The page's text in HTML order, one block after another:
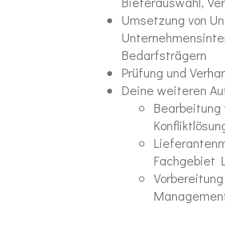
Umsetzung von
Bedarfsträgern
Prüfung und
Deine weiteren
Fachgebiet